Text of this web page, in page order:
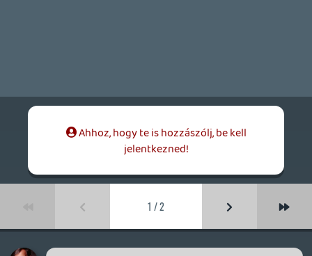
káromkodj 😃 meg egymillió Splinter Cell,
2007.01.31 21:04:16
Ma felkeltem és elindultam vásárolni.
-Jééé, süt a nap?-szóltam el magam.